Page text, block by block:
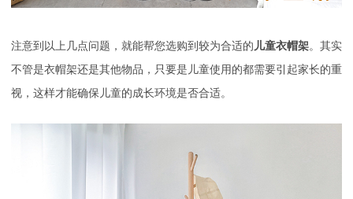
注意到以上几点问题，就能帮您选购到较为合适的儿童衣帽架。其实
不管是衣帽架还是其他物品，只要是儿童使用的都需要引起家长的重
视，这样才能确保儿童的成长环境是否合适。